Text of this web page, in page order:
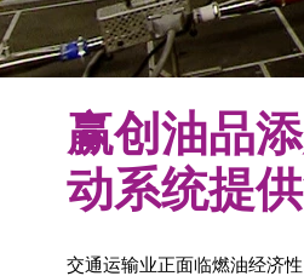
赢创油品
动系统提
交通运输业正面临燃油经济